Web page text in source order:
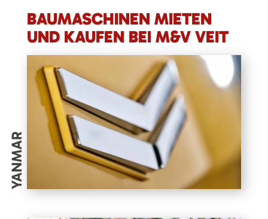
BAUMASCHINEN MIETEN
UND KAUFEN BEI M&V VEIT
YANMAR